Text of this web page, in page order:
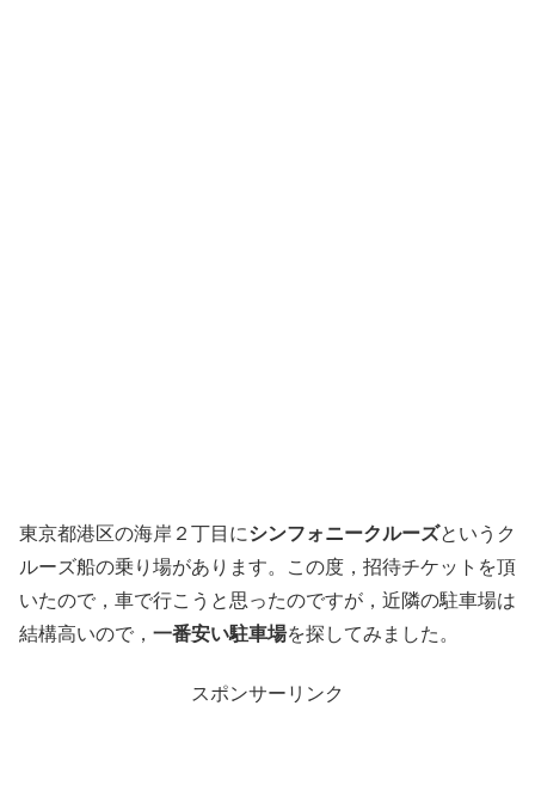
東京都港区の海岸２丁目にシンフォニークルーズというク
ルーズ船の乗り場があります。この度，招待チケットを頂
いたので，車で行こうと思ったのですが，近隣の駐車場は
結構高いので， 一番安い駐車場を探してみました。
スポンサーリンク